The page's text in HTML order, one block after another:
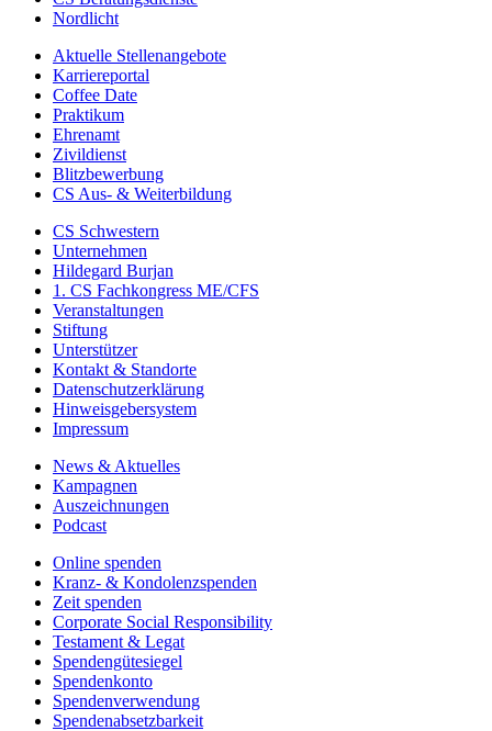
Nordlicht
Aktuelle Stellenangebote
Karriereportal
Coffee Date
Praktikum
Ehrenamt
Zivildienst
Blitzbewerbung
CS Aus- & Weiterbildung
CS Schwestern
Unternehmen
Hildegard Burjan
1. CS Fachkongress ME/CFS
Veranstaltungen
Stiftung
Unterstützer
Kontakt & Standorte
Datenschutzerklärung
Hinweisgebersystem
Impressum
News & Aktuelles
Kampagnen
Auszeichnungen
Podcast
Online spenden
Kranz- & Kondolenzspenden
Zeit spenden
Corporate Social Responsibility
Testament & Legat
Spendengütesiegel
Spendenkonto
Spendenverwendung
Spendenabsetzbarkeit